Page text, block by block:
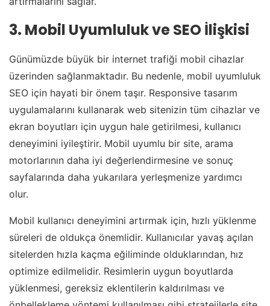
3. Mobil Uyumluluk ve SEO İlişkisi
Günümüzde büyük bir internet trafiği mobil cihazlar
üzerinden sağlanmaktadır. Bu nedenle, mobil uyumluluk
SEO için hayati bir önem taşır. Responsive tasarım
uygulamalarını kullanarak web sitenizin tüm cihazlar ve
ekran boyutları için uygun hale getirilmesi, kullanıcı
deneyimini iyileştirir. Mobil uyumlu bir site, arama
motorlarının daha iyi değerlendirmesine ve sonuç
sayfalarında daha yukarılara yerleşmenize yardımcı
olur.
Mobil kullanıcı deneyimini artırmak için, hızlı yüklenme
süreleri de oldukça önemlidir. Kullanıcılar yavaş açılan
sitelerden hızla kaçma eğiliminde olduklarından, hız
optimize edilmelidir. Resimlerin uygun boyutlarda
yüklenmesi, gereksiz eklentilerin kaldırılması ve